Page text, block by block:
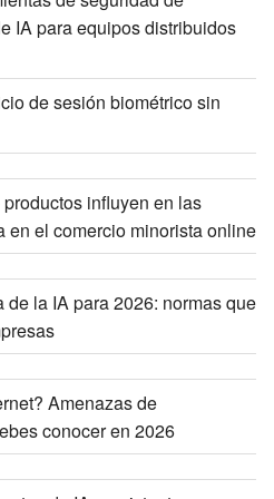
IA para equipos distribuidos
de sesión biométrico sin
influyen en las
en el comercio minorista online
de la IA para 2026: normas que
Amenazas de
conocer en 2026